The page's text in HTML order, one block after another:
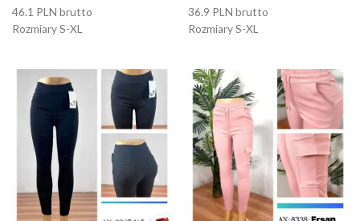
46.1 PLN brutto
Rozmiary S-XL
36.9 PLN brutto
Rozmiary S-XL